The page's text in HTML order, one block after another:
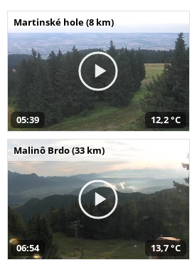
Martinské hole (8 km)
05:39 12,2 °C
Malinô Brdo (33 km)
06:54 13,7 °C